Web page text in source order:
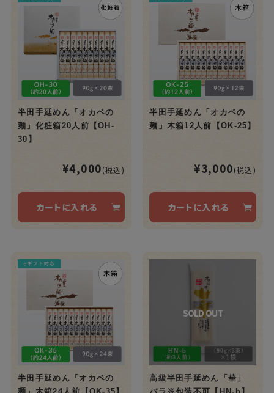
半田手延めん「オカベの
麺」化粧箱20人前【OH-
30】
¥4,000(税込)
カートに入れる
半田手延めん「オカベの
麺」木箱12人前【OK-25】
¥3,000(税込)
カートに入れる
半田手延めん「オカベの
高級半田手延めん「華」